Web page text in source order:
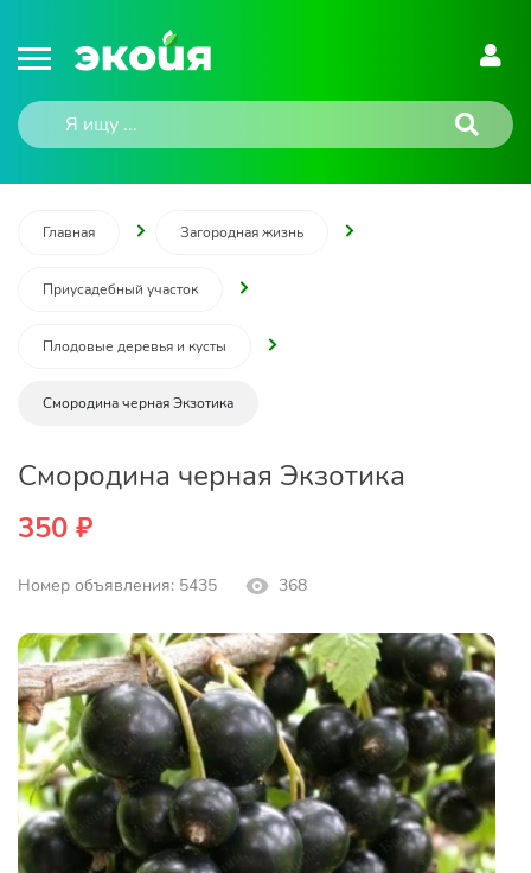
Главная Загородная жизнь
Приусадебный участок
Плодовые деревья и кусты
Смородина черная Экзотика
Смородина черная Экзотика
350 ₽
Номер объявления: 5435 368